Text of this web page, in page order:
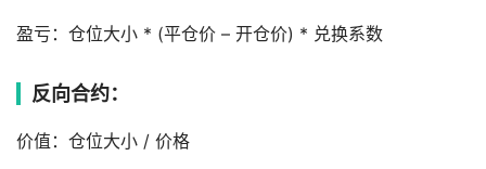
盈亏：仓位大小 * (平仓价 – 开仓价) * 兑换系数
反向合约：
价值：仓位大小 / 价格